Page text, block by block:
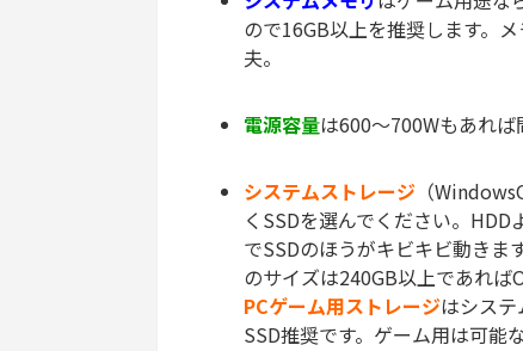
ので16GB以上を推奨します。
夫。
電源容量は600～700Wもあれば
システムストレージ （
くSSDを選んでください。
でSSDのほうがキビキビ動き
のサイズは240GB以上であれば
PCゲーム用ストレージはシス
SSD推奨です。ゲーム用は可能